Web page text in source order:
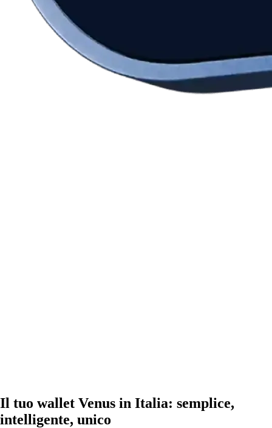
Il tuo wallet Venus in Italia: semplice,
intelligente, unico